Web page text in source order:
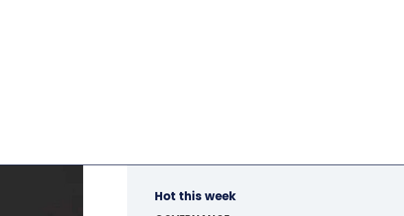
Hot this week